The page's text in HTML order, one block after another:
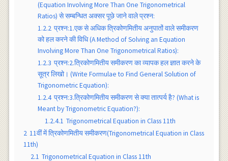
(Equation Involving More Than One Trigonometrical
Ratios) से सम्बन्धित अक्सर पूछे जाने वाले प्रश्न:
1.2.2 प्रश्न:1.एक से अधिक त्रिकोणमितीय अनुपातों वाले समीकरण
को हल करने की विधि (A Method of Solving an Equation
Involving More Than One Trigonometrical Ratios):
1.2.3 प्रश्न:2.त्रिकोणमितीय समीकरण का व्यापक हल ज्ञात करने के
सूत्र लिखो। (Write Formulae to Find General Solution of
Trigonometric Equation):
1.2.4 प्रश्न:3.त्रिकोणमितीय समीकरण से क्या तात्पर्य है? (What is
Meant by Trigonometric Equation?):
1.2.4.1 Trigonometrical Equation in Class 11th
2 11वीं में त्रिकोणमितीय समीकरण(Trigonometrical Equation in Class
11th)
2.1 Trigonometrical Equation in Class 11th